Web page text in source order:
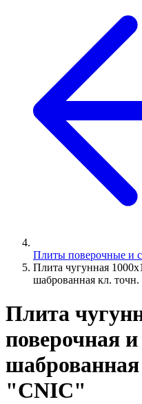
Плиты поверочные и
Плита чугунная
шаброванная кл.
Плита
поверочная
"CNIC"